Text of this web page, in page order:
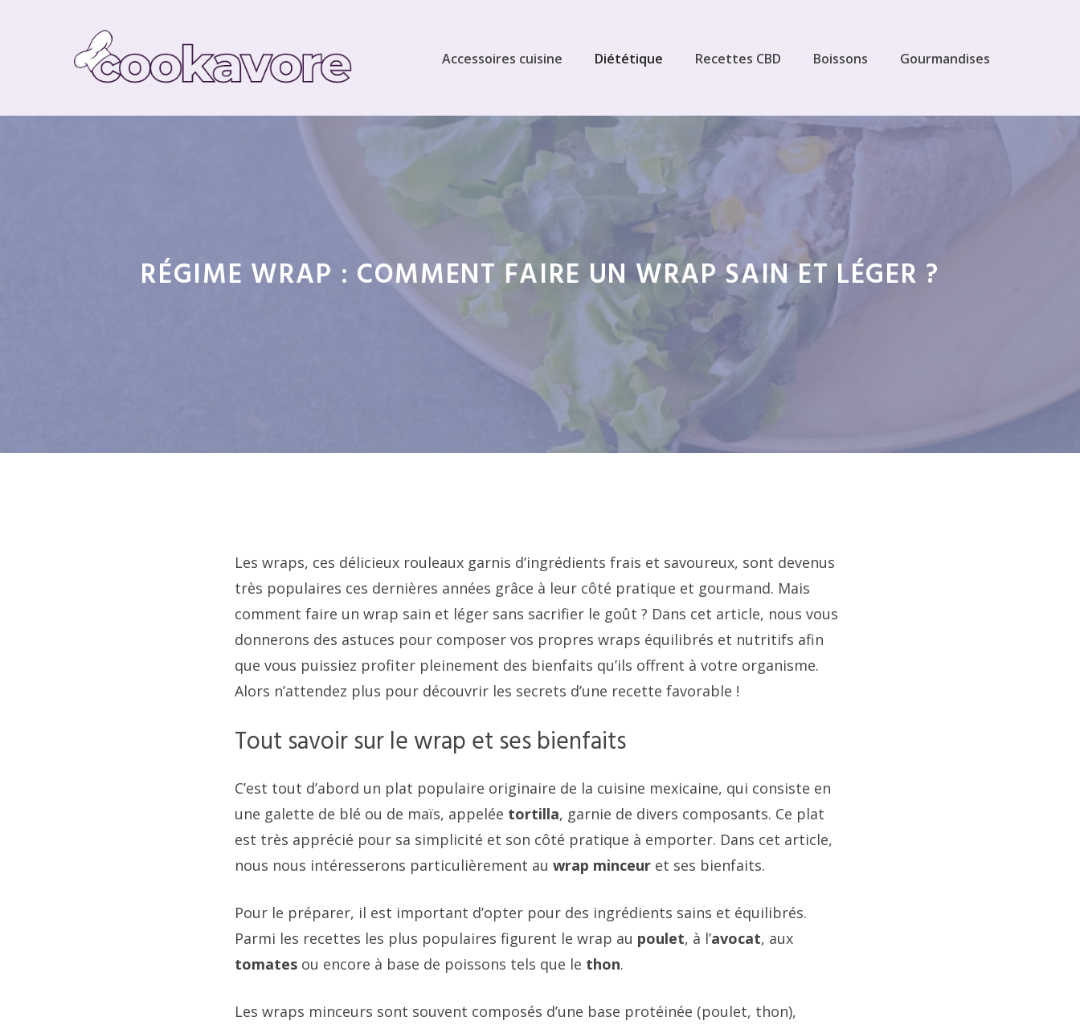
Accessoires cuisine Diététique Recettes CBD Boissons Gourmandises
RÉGIME WRAP : COMMENT FAIRE UN WRAP SAIN ET LÉGER ?
Les wraps, ces délicieux rouleaux garnis d’ingrédients frais et savoureux, sont devenus
très populaires ces dernières années grâce à leur côté pratique et gourmand. Mais
comment faire un wrap sain et léger sans sacrifier le goût ? Dans cet article, nous vous
donnerons des astuces pour composer vos propres wraps équilibrés et nutritifs afin
que vous puissiez profiter pleinement des bienfaits qu’ils offrent à votre organisme.
Alors n’attendez plus pour découvrir les secrets d’une recette favorable !
Tout savoir sur le wrap et ses bienfaits
C’est tout d’abord un plat populaire originaire de la cuisine mexicaine, qui consiste en
une galette de blé ou de maïs, appelée tortilla, garnie de divers composants. Ce plat
est très apprécié pour sa simplicité et son côté pratique à emporter. Dans cet article,
nous nous intéresserons particulièrement au wrap minceur et ses bienfaits.
Pour le préparer, il est important d’opter pour des ingrédients sains et équilibrés.
Parmi les recettes les plus populaires figurent le wrap au poulet, à l’avocat, aux
tomates ou encore à base de poissons tels que le thon.
Les wraps minceurs sont souvent composés d’une base protéinée (poulet, thon),